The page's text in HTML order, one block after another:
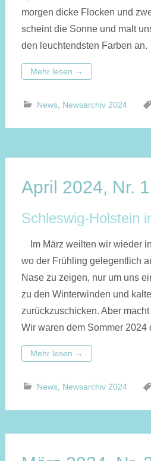
morgen dicke Flocken und
scheint die Sonne und malt
den leuchtendsten Farben an.
Mehr lesen →
News, Newsarchiv 2024
April 2024, Nr. 1
Schleswig-Holstein
Im März weilten wir wieder
wo der Früh­ling ge­le­gent­lich
Nase zu zeigen, nur um uns
zu den Winter­winden und
zurück­zu­schicken. Aber
Wir waren dem Som­mer 2024
Mehr lesen →
News, Newsarchiv 2024